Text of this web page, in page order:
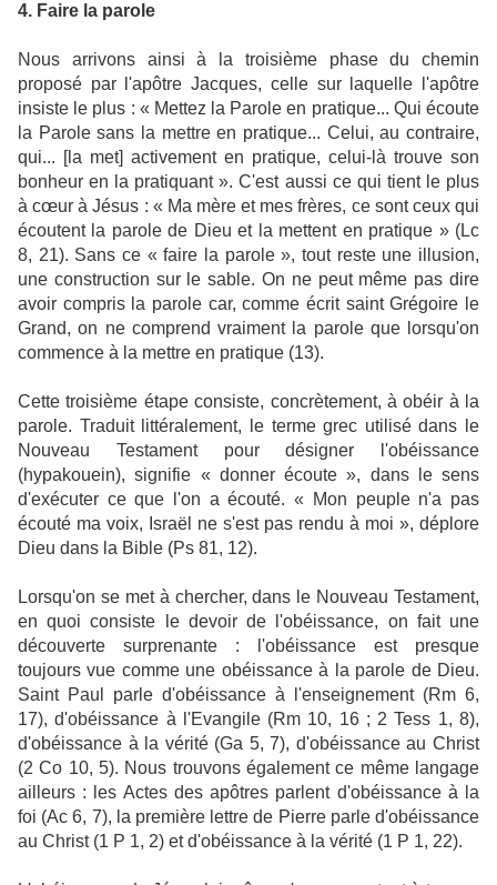
4. Faire la parole
Nous arrivons ainsi à la troisième phase du chemin
proposé par l'apôtre Jacques, celle sur laquelle l'apôtre
insiste le plus : « Mettez la Parole en pratique... Qui écoute
la Parole sans la mettre en pratique... Celui, au contraire,
qui... [la met] activement en pratique, celui-là trouve son
bonheur en la pratiquant ». C'est aussi ce qui tient le plus
à cœur à Jésus : « Ma mère et mes frères, ce sont ceux qui
écoutent la parole de Dieu et la mettent en pratique » (Lc
8, 21). Sans ce « faire la parole », tout reste une illusion,
une construction sur le sable. On ne peut même pas dire
avoir compris la parole car, comme écrit saint Grégoire le
Grand, on ne comprend vraiment la parole que lorsqu'on
commence à la mettre en pratique (13).
Cette troisième étape consiste, concrètement, à obéir à la
parole. Traduit littéralement, le terme grec utilisé dans le
Nouveau Testament pour désigner l'obéissance
(hypakouein), signifie « donner écoute », dans le sens
d'exécuter ce que l'on a écouté. « Mon peuple n'a pas
écouté ma voix, Israël ne s'est pas rendu à moi », déplore
Dieu dans la Bible (Ps 81, 12).
Lorsqu'on se met à chercher, dans le Nouveau Testament,
en quoi consiste le devoir de l'obéissance, on fait une
découverte surprenante : l'obéissance est presque
toujours vue comme une obéissance à la parole de Dieu.
Saint Paul parle d'obéissance à l'enseignement (Rm 6,
17), d'obéissance à l'Evangile (Rm 10, 16 ; 2 Tess 1, 8),
d'obéissance à la vérité (Ga 5, 7), d'obéissance au Christ
(2 Co 10, 5). Nous trouvons également ce même langage
ailleurs : les Actes des apôtres parlent d'obéissance à la
foi (Ac 6, 7), la première lettre de Pierre parle d'obéissance
au Christ (1 P 1, 2) et d'obéissance à la vérité (1 P 1, 22).